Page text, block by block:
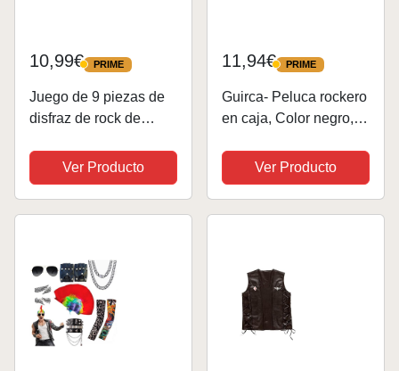
10,99€ PRIME
PRIME
Juego de 9 piezas de
disfraz de rock de
accesorios de rock
gótico, accesorios de
discoteca de metal
Ver Producto
11,94€ PRIME
PRIME
Guirca- Peluca rockero
en caja, Color negro,
Ver Producto